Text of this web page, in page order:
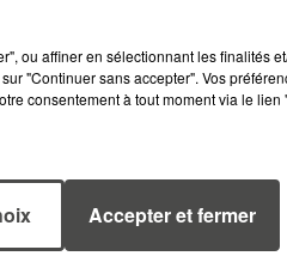
5 août 2026
QUELLES
LES
ou affiner en sélectionnant les finalités
"Continuer sans accepter". Vos
consentement à tout moment via le
Accepter et fermer